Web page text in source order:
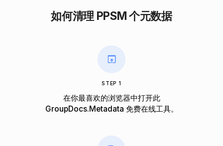
如何清理 PPSM 个元数据
STEP 1
在你最喜欢的浏览器中打开此
GroupDocs.Metadata 免费在线工具。